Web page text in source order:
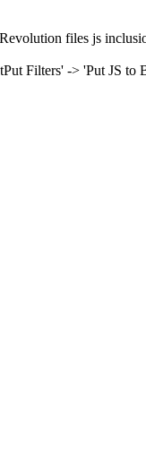
files js
Filters' -> 'Put JS to